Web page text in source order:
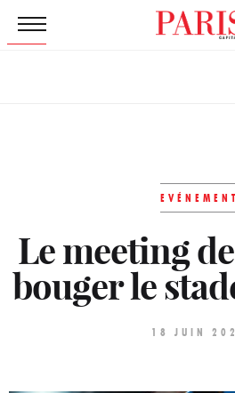
EVÉNEMENT
Le meeting
bouger le
18 JUIN